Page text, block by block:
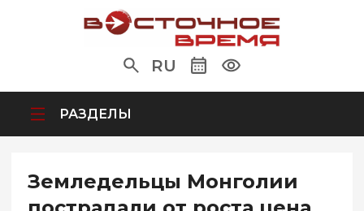
RU
РАЗДЕЛЫ
Земледельцы Монголии